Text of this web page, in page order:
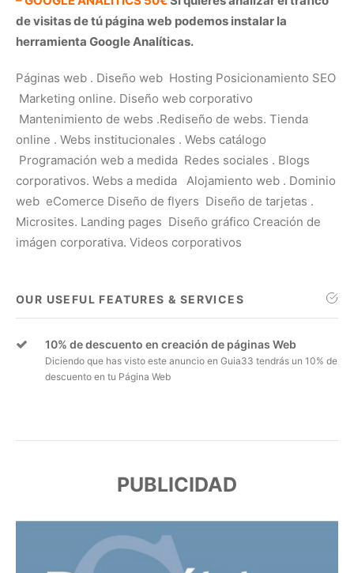
de visitas de tú página web podemos instalar la
herramienta Google Analíticas.
Páginas web . Diseño web Hosting Posicionamiento SEO
Marketing online. Diseño web corporativo
Mantenimiento de webs .Rediseño de webs. Tienda
online . Webs institucionales . Webs catálogo
Programación web a medida Redes sociales . Blogs
corporativos. Webs a medida Alojamiento web . Dominio
web eComerce Diseño de flyers Diseño de tarjetas .
Microsites. Landing pages Diseño gráfico Creación de
imágen corporativa. Videos corporativos
OUR USEFUL FEATURES & SERVICES
10% de descuento en creación de páginas Web
Diciendo que has visto este anuncio en Guia33 tendrás un 10% de
descuento en tu Página Web
PUBLICIDAD